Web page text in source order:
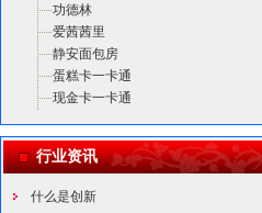
功德林
爱茜茜里
静安面包房
蛋糕卡一卡通
现金卡一卡通
行业资讯
什么是创新